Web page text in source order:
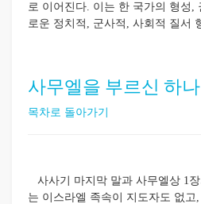
로 이어진다. 이는 한 국가의 형성,
로운 정치적, 군사적, 사회적 질서
사무엘을 부르신 하
목차로 돌아가기
사사기 마지막 말과 사무엘상 1
는 이스라엘 족속이 지도자도 없고